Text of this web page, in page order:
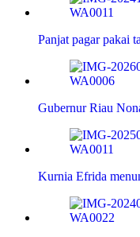
Panjat pagar pakai
Gubernur Riau
Kurnia Efrida